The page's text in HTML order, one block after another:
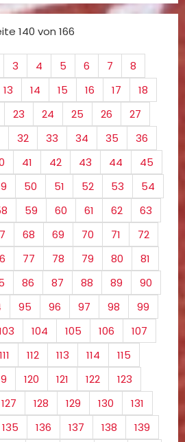
140 von 166
3 4 5 6 7
8
13 14 15 16 17
18
23 24 25 26
27
32 33 34 35
36
41 42 43 44
45
50 51 52 53
54
59 60 61 62
63
68 69 70 71
72
77 78 79 80
81
86 87 88 89
90
95 96 97 98
99
104 105 106
107
111 112 113 114
115
120 121 122
123
127 128 129 130
131
135 136 137 138
139